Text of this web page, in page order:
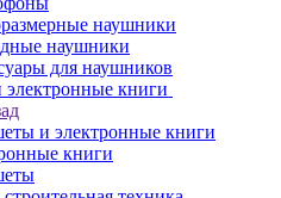
наушники
наушники
для наушников
книги
и электронные книги
книги